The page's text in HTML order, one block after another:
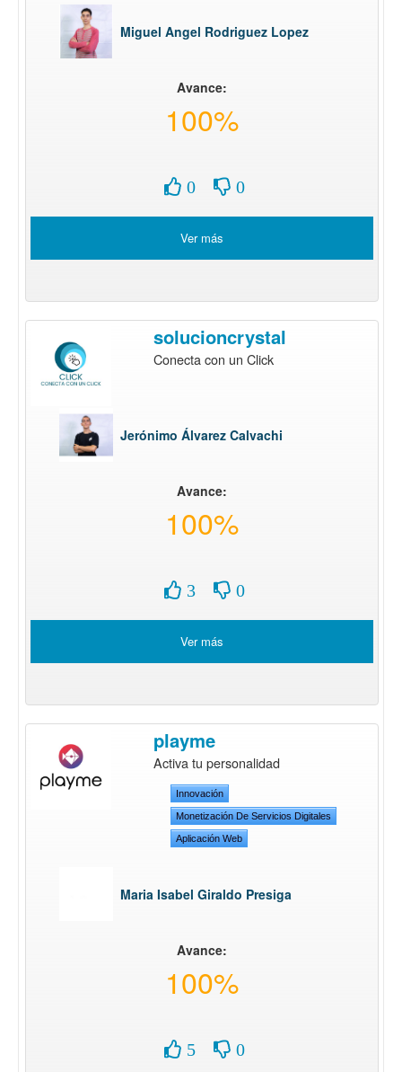
Miguel Angel Rodriguez Lopez
Avance:
100%
0 0
Ver más
solucioncrystal
Conecta con un Click
Jerónimo Álvarez Calvachi
Avance:
100%
3 0
Ver más
playme
Activa tu personalidad
Innovación
Monetización De Servicios Digitales
Aplicación Web
Maria Isabel Giraldo Presiga
Avance:
100%
5 0